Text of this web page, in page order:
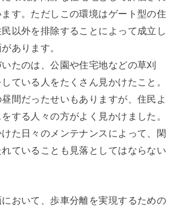
す。ただしこの環境はゲート型の住
以外を排除することによって成立し
あります。
たのは、公園や住宅地などの草刈
ている人をたくさん見かけたこと。
間だったせいもありますが、住民よ
する人々の方がよく見かけました。
た日々のメンテナンスによって、閑
ていることも見落としてはならない
おいて、歩車分離を実現するための